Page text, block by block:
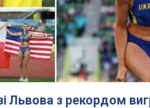
Львова з рекордом